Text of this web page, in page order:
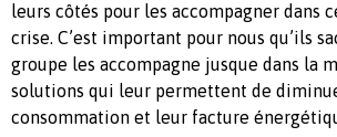
leurs côtés pour les accompagner dans
crise. C’est important pour nous qu’ils
groupe les accompagne jusque dans la
solutions qui leur permettent de
consommation et leur facture